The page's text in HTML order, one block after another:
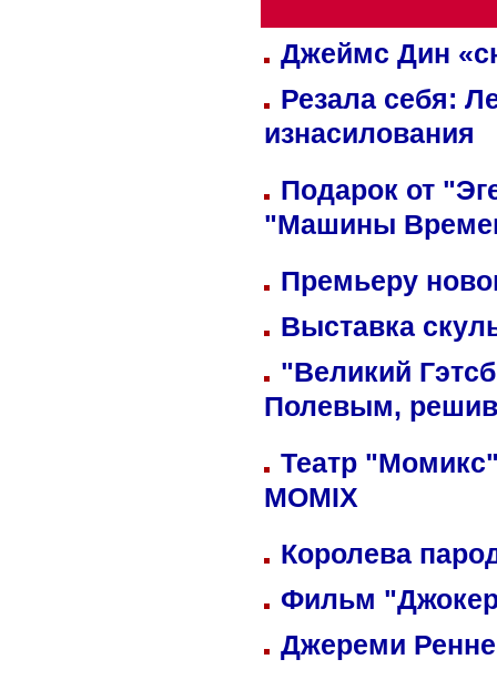
Джеймс Дин
Резала себя:
изнасилования
Подарок от
"Машины
Премьеру
Выставка
"Великий
Полевым,
Театр
MOMIX
Королева
Фильм
Джереми